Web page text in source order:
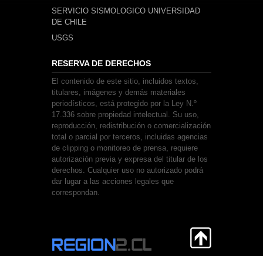
SERVICIO SISMOLOGICO UNIVERSIDAD
DE CHILE
USGS
RESERVA DE DERECHOS
El contenido de este sitio, incluidos textos,
titulares, imágenes y demás materiales
periodísticos, está protegido por la Ley N.º
17.336 sobre propiedad intelectual. Su uso,
reproducción, redistribución o comercialización
total o parcial por terceros, incluidas agencias
de clipping o monitoreo de prensa, requiere
autorización previa y expresa del titular de los
derechos. Cualquier uso no autorizado podrá
dar lugar a las acciones legales que
correspondan.